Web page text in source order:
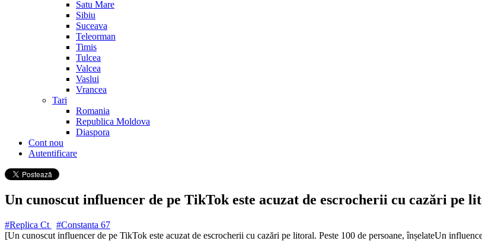
Satu Mare
Sibiu
Suceava
Teleorman
Timis
Tulcea
Valcea
Vaslui
Vrancea
Tari
Romania
Republica Moldova
Diaspora
Cont nou
Autentificare
Un cunoscut influencer de pe TikTok este acuzat de escrocherii cu cazări pe
#Replica Ct #Constanta 67
[Un cunoscut influencer de pe TikTok este acuzat de escrocherii cu cazări pe litoral. Peste 100 de persoane, înșelateUn